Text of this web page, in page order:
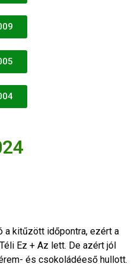
a kitűzött időpontra, ezért a
Ez + Az lett. De azért jól
és csokoládéeső hullott.